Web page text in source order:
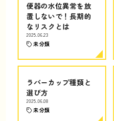
便器の水位異常を放
置しないで！長期的
なリスクとは
2025.06.23
未分類
ラバーカップ種類と
選び方
2025.06.08
未分類